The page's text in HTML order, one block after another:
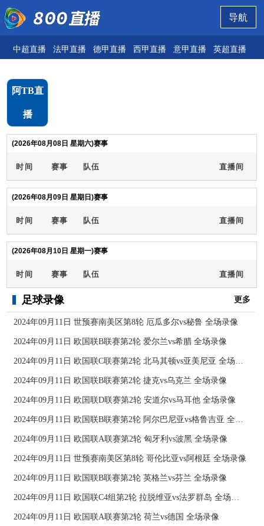
导航
中超直播 法甲直播 德甲直播 西甲直播 意甲直播 英超直播
阿TB直
播
(2026年08月08日 星期六)赛事
时间 赛事 队伍 直播间
(2026年08月09日 星期日)赛事
时间 赛事 队伍 直播间
(2026年08月10日 星期一)赛事
时间 赛事 队伍 直播间
足球录像 更多
2024年09月11日 世预赛南美区第8轮 厄瓜多尔vs秘鲁 全场录像
2024年09月11日 欧国联B联赛第2轮 爱尔兰vs希腊 全场录像
2024年09月11日 欧国联C联赛第2轮 北马其顿vs亚美尼亚 全场录像
2024年09月11日 欧国联B联赛第2轮 捷克vs乌克兰 全场录像
2024年09月11日 欧国联D联赛第2轮 安道尔vs马耳他 全场录像
2024年09月11日 欧国联B联赛第2轮 阿尔巴尼亚vs格鲁吉亚 全场录像
2024年09月11日 欧国联A联赛第2轮 匈牙利vs波黑 全场录像
2024年09月11日 世预赛南美区第8轮 哥伦比亚vs阿根廷 全场录像
2024年09月11日 欧国联B联赛第2轮 英格兰vs芬兰 全场录像
2024年09月11日 欧国联C4组第2轮 拉脱维亚vs法罗群岛 全场录像
2024年09月11日 欧国联A联赛第2轮 荷兰vs德国 全场录像